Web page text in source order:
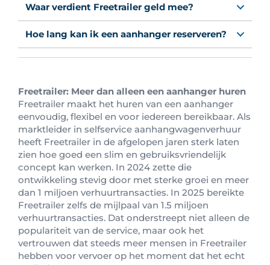
Waar verdient Freetrailer geld mee?
Hoe lang kan ik een aanhanger reserveren?
Freetrailer: Meer dan alleen een aanhanger huren
Freetrailer maakt het huren van een aanhanger
eenvoudig, flexibel en voor iedereen bereikbaar. Als
marktleider in selfservice aanhangwagenverhuur
heeft Freetrailer in de afgelopen jaren sterk laten
zien hoe goed een slim en gebruiksvriendelijk
concept kan werken. In 2024 zette die
ontwikkeling stevig door met sterke groei en meer
dan 1 miljoen verhuurtransacties. In 2025 bereikte
Freetrailer zelfs de mijlpaal van 1.5 miljoen
verhuurtransacties. Dat onderstreept niet alleen de
populariteit van de service, maar ook het
vertrouwen dat steeds meer mensen in Freetrailer
hebben voor vervoer op het moment dat het echt